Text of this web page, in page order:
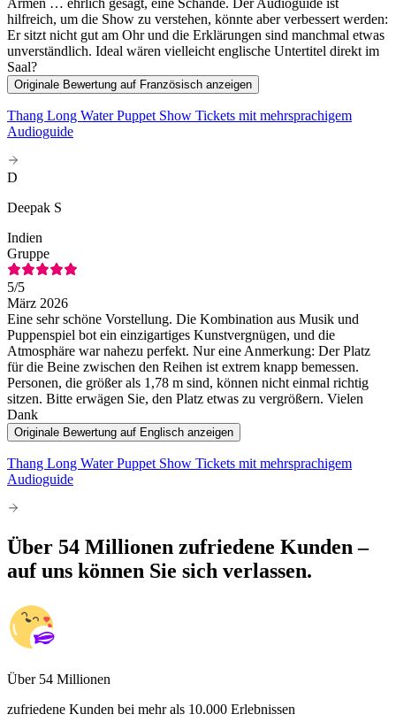
Armen … ehrlich gesagt, eine Schande. Der Audioguide ist
hilfreich, um die Show zu verstehen, könnte aber verbessert werden:
Er sitzt nicht gut am Ohr und die Erklärungen sind manchmal etwas
unverständlich. Ideal wären vielleicht englische Untertitel direkt im
Saal?
Originale Bewertung auf Französisch anzeigen
Thang Long Water Puppet Show Tickets mit mehrsprachigem
Audioguide
D
Deepak S
Indien
Gruppe
5/5
März 2026
Eine sehr schöne Vorstellung. Die Kombination aus Musik und
Puppenspiel bot ein einzigartiges Kunstvergnügen, und die
Atmosphäre war nahezu perfekt. Nur eine Anmerkung: Der Platz
für die Beine zwischen den Reihen ist extrem knapp bemessen.
Personen, die größer als 1,78 m sind, können nicht einmal richtig
sitzen. Bitte erwägen Sie, den Platz etwas zu vergrößern. Vielen
Dank
Originale Bewertung auf Englisch anzeigen
Thang Long Water Puppet Show Tickets mit mehrsprachigem
Audioguide
Über 54 Millionen zufriedene Kunden –
auf uns können Sie sich verlassen.
Über 54 Millionen
zufriedene Kunden bei mehr als 10.000 Erlebnissen